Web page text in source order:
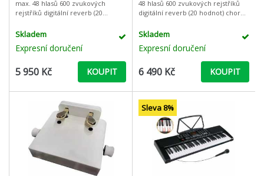
max. 48 hlasů 600 zvukových
rejstříků digitální reverb (20
vrstvení zvuku / dělení klavi
Skladem
Expresní doručení
5 950 Kč KOUPIT
48 hlasů 600 zvukových rejstříků
digitální reverb (20 hodnot) chorus
klavi
Skladem
Expresní doručení
6 490 Kč KOUPIT
Sleva 8%